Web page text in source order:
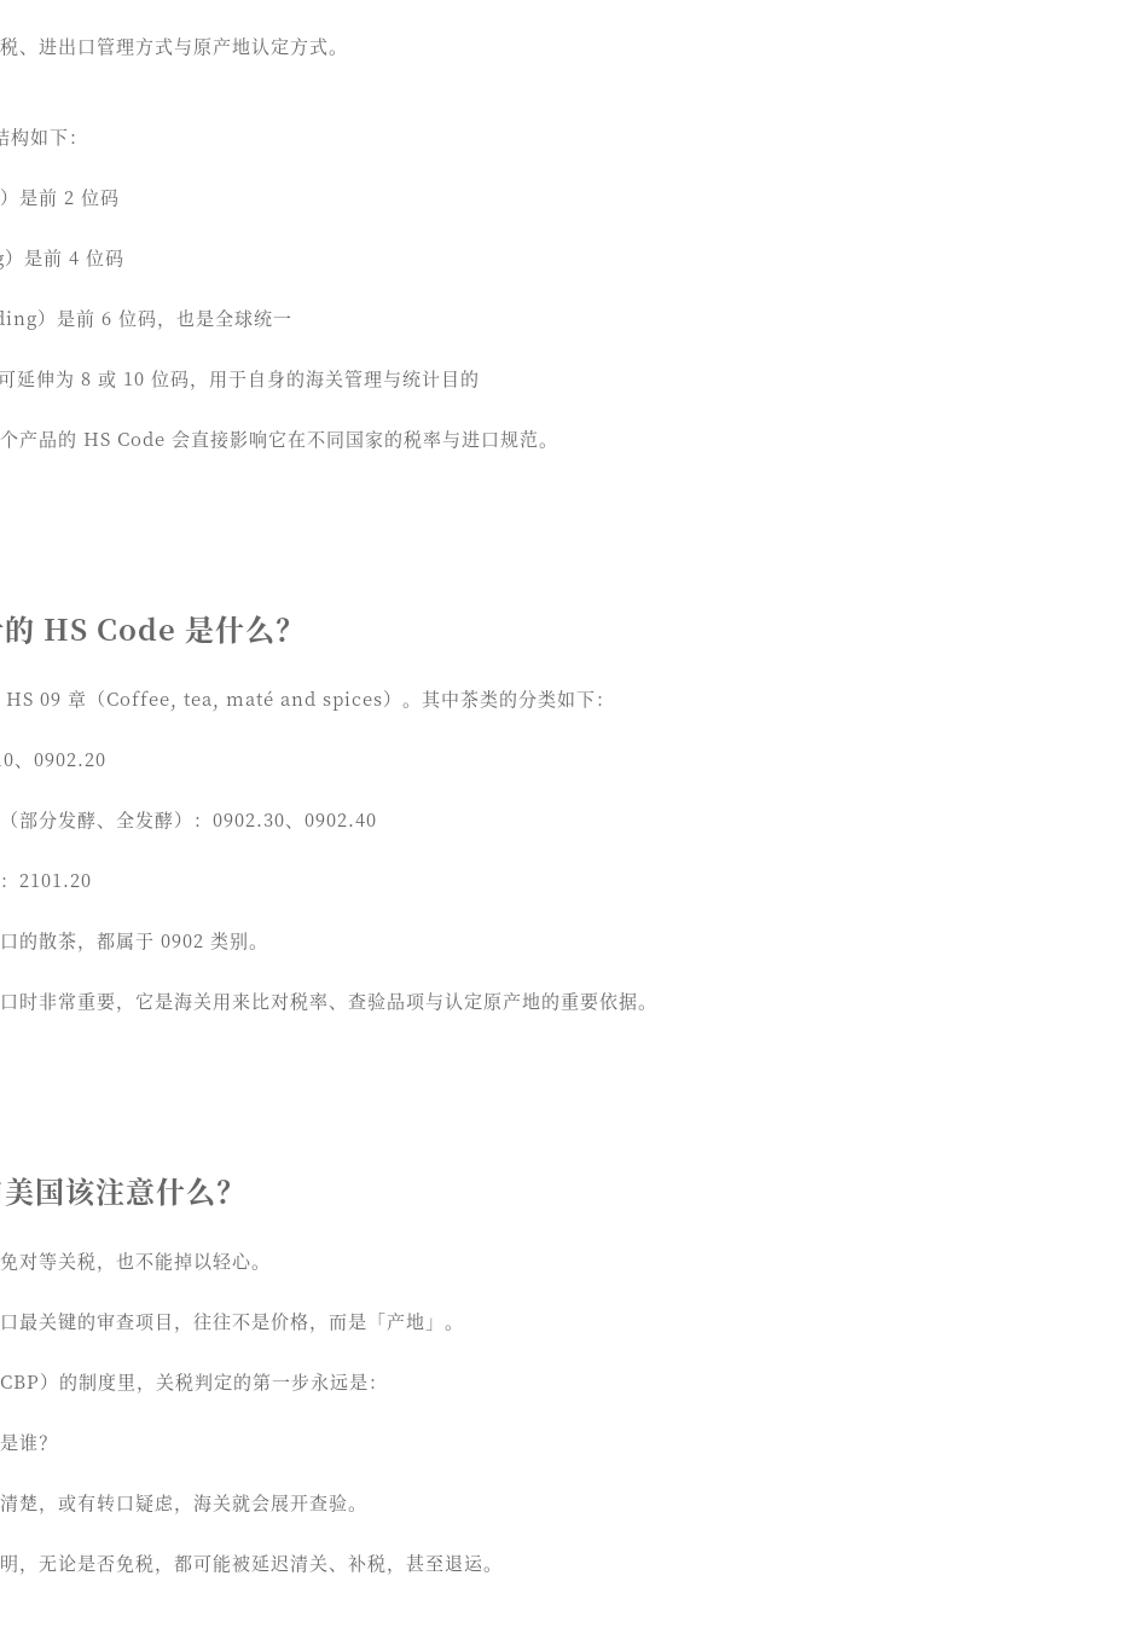
、进出口管理方式与原产地认定方式。
如下：
是前 2 位码
是前 4 位码
）是前 6 位码，也是全球统一
延伸为 8 或 10 位码，用于自身的海关管理与统计目的
产品的 HS Code 会直接影响它在不同国家的税率与进口规范。
HS Code 是什么？
HS 09 章（Coffee, tea, maté and spices）。其中茶类的分类如下：
、0902.20
部分发酵、全发酵）：0902.30、0902.40
2101.20
的散茶，都属于 0902 类别。
时非常重要，它是海关用来比对税率、查验品项与认定原产地的重要依据。
国该注意什么？
对等关税，也不能掉以轻心。
最关键的审查项目，往往不是价格，而是「产地」。
）的制度里，关税判定的第一步永远是：
谁？
楚，或有转口疑虑，海关就会展开查验。
，无论是否免税，都可能被延迟清关、补税，甚至退运。